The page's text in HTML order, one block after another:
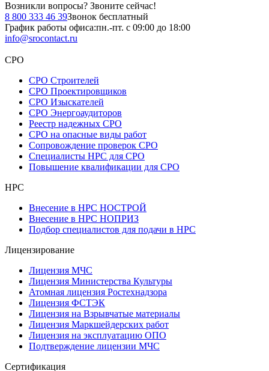
Возникли вопросы? Звоните сейчас!
8 800 333 46 39Звонок бесплатный
График работы офиса:пн.-пт. с 09:00 до 18:00
info@srocontact.ru
СРО
СРО Строителей
СРО Проектировщиков
СРО Изыскателей
СРО Энергоаудиторов
Реестр надежных СРО
СРО на опасные виды работ
Сопровождение проверок СРО
Специалисты НРС для СРО
Повышение квалификации для СРО
НРС
Внесение в НРС НОСТРОЙ
Внесение в НРС НОПРИЗ
Подбор специалистов для подачи в НРС
Лицензирование
Лицензия МЧС
Лицензия Министерства Культуры
Атомная лицензия Ростехнадзора
Лицензия ФСТЭК
Лицензия на Взрывчатые материалы
Лицензия Маркшейдерских работ
Лицензия на эксплуатацию ОПО
Подтверждение лицензии МЧС
Сертификация